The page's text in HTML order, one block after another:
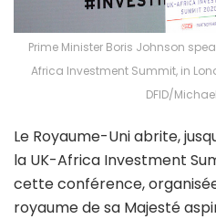
Prime Minister Boris Johnson
Africa Investment Summit, in
DFID/
Le Royaume-Uni abrite,
la UK-Africa Investment
cette conférence,
royaume de sa Majesté